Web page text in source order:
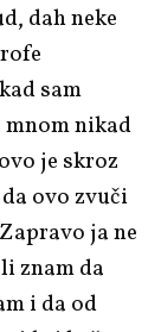
dah neke
sam
mnom nikad
je skroz
ovo zvuči
ja ne
znam da
i da od